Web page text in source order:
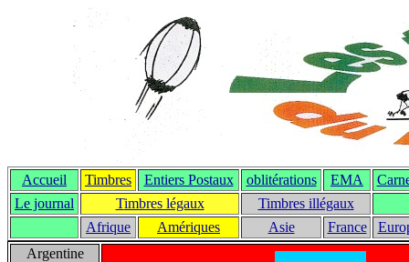
Accueil Timbres Entiers Postaux oblitérations EMA
Le journal
Timbres légaux
Timbres illégaux
Afrique
Amériques Asie France
Argentine